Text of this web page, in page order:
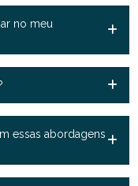
no meu
essas abordagens